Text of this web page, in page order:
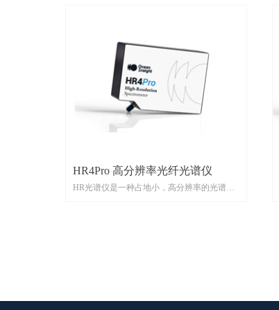
HR4Pro 高分辨率光纤光谱仪
HR光谱仪是一种占地小，高分辨率的光谱